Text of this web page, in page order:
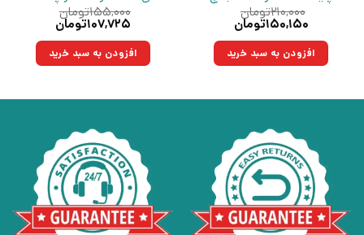
۲۱۰,۰۰۰تومان
قیمت
۲۱۰,۰۰۰تومان
بود.
۱۵۰,۱۵۰تومان
۱۵۰,۱۵۰تومان.افزودن به سبد خرید
۱۵۵,۰۰۰تومان
قیمت
۱۵۵,۰۰۰تومان
بود.
۱۰۷,۷۲۵تومان
۱۰۷,۷۲۵تومان.افزودن به سبد خرید